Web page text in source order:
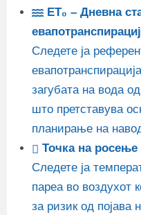
ET₀ – Дневна
Следете ја
загубата на вода
што претставува
планирање на
Точка на росење
Следете ја
пареа во воздухот
за ризик од појава